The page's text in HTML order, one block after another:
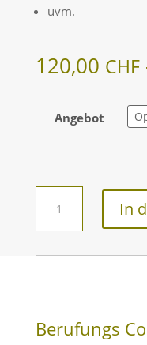
uvm.
120,00 CHF
Angebot
ische
Einzelsitzung
In
Berufungs